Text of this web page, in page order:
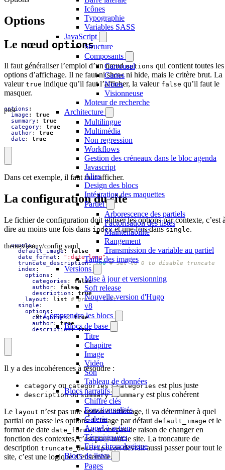
Icônes
Typographie
Variables SASS
JavaScript
Structure
Composants
Carrousel
Cartes
Notes
Visionneuse
Moteur de recherche
Architecture
Multilingue
Multimédia
Non regression
Workflows
Gestion des créneaux dans le bloc agenda
Javascript
Alias
Design des blocs
Intégration des maquettes
Partiel
Arborescence des partiels
Factorisation des listes
Maintenabilité
Rangement
Transmission de variable au partiel
Taille des images
Versions
Mise à jour et versionning
Soft release
Nouvelle version d'Hugo
v8
Comprendre les blocs
Blocs de base
Titre
Chapitre
Image
Vidéo
Son
Tableau de données
Blocs narratifs
Chiffre clés
Fonctionnalités
Galerie
Appel à action
Témoignages
Frise chronologique
Blocs de listes
Pages
Options
Le nœud options
Il faut généraliser l’emploi d’un nœudoptions qui contient toutes les
options d’affichage. Il ne faut ni show ni hide, mais le critère brut. La
valeur true indique qu’il faut l’afficher, la valeur false qu’il faut le
masquer.
post
options :
image :
true
summary :
true
category :
true
author:
true
date : true
Dans cet exemple, il faut tout afficher.
La configuration du site
Le fichier de configuration doit utiliser les options par contexte, c’est
dire au moins une fois dans indexet une fois danssingle.
themes/osuny/config.yaml
events:
default_image:
false
date_format :
":date_long"
truncate_description: 200 # Set to 0 to disable truncate
index :
options :
categories :
false
author:
false
description :
true
layout : list
# grid | list
single :
options :
categories: true
author:
true
description: true
Il y a des incohérences à résoudre :
category ou categories?categories est plus juste
descriptionousummary?summary est plus cohérent
Le layout n’est pas une option d’affichage, il va déterminer à quel
partial on passe les options. L’image par défaut default_image et le
format de date date_formatn’ont pas de raison de changer en
fonction des contextes, c’est pour tout le site. La troncature de
description truncate_descriptiondevrait aussi passer pour tout le
site, c’est une logique d’ensemble.